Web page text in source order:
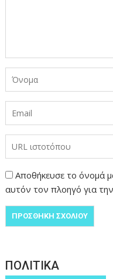
Αποθήκευσε το όνομά
αυτόν τον πλοηγό για
ΠΟΛΙΤΙΚΑ